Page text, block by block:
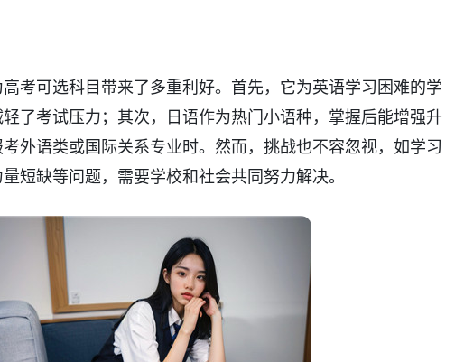
考可选科目带来了多重利好。首先，它为英语学习困难的学
了考试压力；其次，日语作为热门小语种，掌握后能增强升
外语类或国际关系专业时。然而，挑战也不容忽视，如学习
短缺等问题，需要学校和社会共同努力解决。